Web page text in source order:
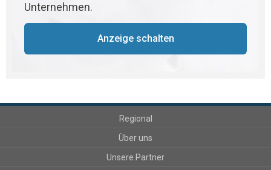
Unternehmen.
Anzeige schalten
Regional
Über uns
Unsere Partner